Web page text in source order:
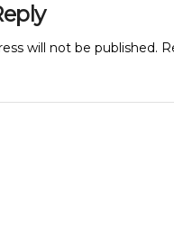
will not be published.